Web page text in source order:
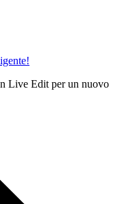
Live Edit per un nuovo